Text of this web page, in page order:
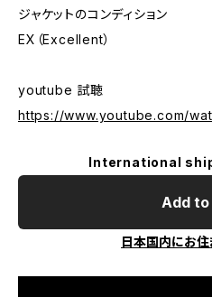
ジャケットのコンディション
EX（Excellent）
youtube 試聴
https://www.youtube.com/
International
Add
日本国内にお